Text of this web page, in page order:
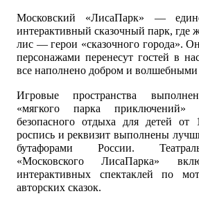
Московский «ЛисаПарк» —
интерактивный сказочный парк, где
лис — герои «сказочного города».
персонажами перенесут гостей в
все наполнено добром и
Игровые пространства
«мягкого парка
безопасного отдыха для детей от
роспись и реквизит выполнены
бутафорами России.
«Московского ЛисаПарка»
интерактивных спектаклей по
авторских сказок.